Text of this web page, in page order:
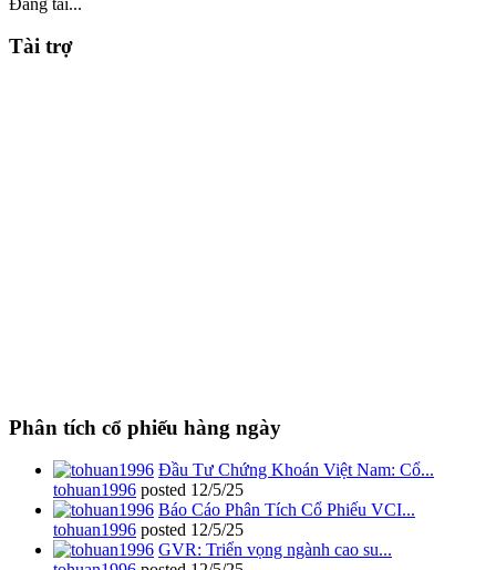
Tài trợ
Phân tích cổ phiếu hàng ngày
Đầu Tư Chứng Khoán Việt Nam: Cổ...
tohuan1996 posted 12/5/25
Báo Cáo Phân Tích Cổ Phiếu VCI...
tohuan1996 posted 12/5/25
GVR: Triển vọng ngành cao su...